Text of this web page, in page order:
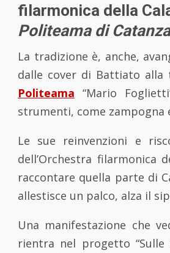
filarmonica della
Politeama di
La tradizione è, anche,
dalle cover di Battiato alla
Politeama “Mario
strumenti, come zampogna
Le sue reinvenzioni e
dell’Orchestra filarmonica
raccontare quella parte di
allestisce un palco, alza il
Una manifestazione che
rientra nel progetto